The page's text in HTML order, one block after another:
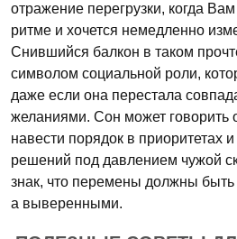
отражение перегрузки, когда
ритме и хочется немедленно
Снившийся балкон в таком
символом социальной роли,
даже если она перестала
желаниями. Сон может говорить
навести порядок в приоритетах
решений под давлением чужой
знак, что перемены должны
а выверенными.